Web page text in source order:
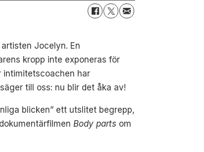
Jocelyn. En
kropp inte exponeras för
har
till oss: nu blir det åka av!
blicken” ett utslitet begrepp,
Body parts om